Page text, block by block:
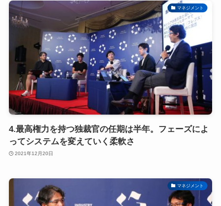
マネジメント
4.最高権力を持つ独裁官の任期は半年。フェーズによ
ってシステムを変えていく柔軟さ
2021年12月20日
マネジメント